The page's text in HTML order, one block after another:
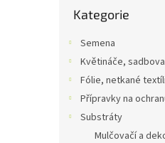
kategorie
Kategorie
Semena
Květináče,
Fólie, netkané
Přípravky na
Substráty
Mulčovačí a